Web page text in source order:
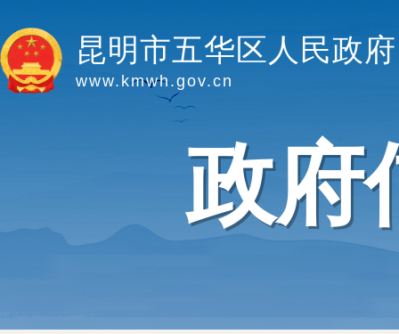
昆明市五华区人民政府
www.kmwh.gov.cn
政府